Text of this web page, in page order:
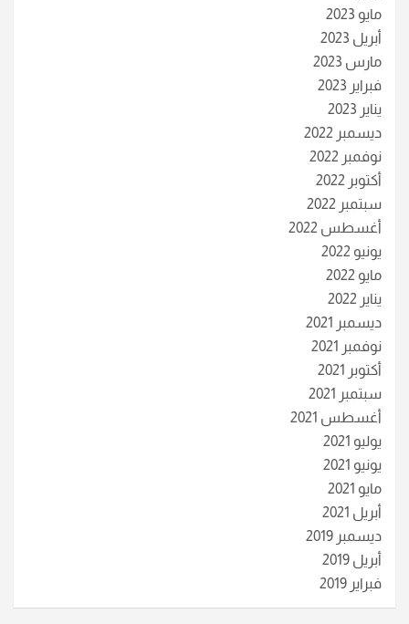
مايو 2023
أبريل 2023
مارس 2023
فبراير 2023
يناير 2023
ديسمبر 2022
نوفمبر 2022
أكتوبر 2022
سبتمبر 2022
أغسطس 2022
يونيو 2022
مايو 2022
يناير 2022
ديسمبر 2021
نوفمبر 2021
أكتوبر 2021
سبتمبر 2021
أغسطس 2021
يوليو 2021
يونيو 2021
مايو 2021
أبريل 2021
ديسمبر 2019
أبريل 2019
فبراير 2019